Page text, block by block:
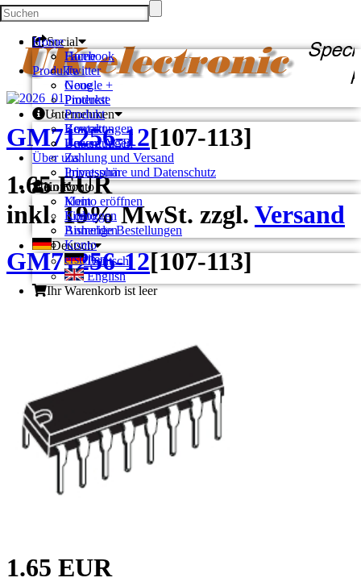
Social
Facebook
Twitter
Google +
Pinterest
Unternehmen
Kontakt
Unsere AGB
Zahlung und Versand
Privatsphäre und Datenschutz
Konto
Konto eröffnen
Einloggen
Bisherige Bestellungen
Deutsch
Deutsch
English
Ihr Warenkorb ist leer
Home
Home
Produkte
Neue
Produkte
Produkt
Bewertungen
Bewertungen
Über uns
Impressum
Mein Konto
Mein
Konto
Anmelden
Konto
erstellen
GM71256-12[107-113]
1.65 EUR
inkl. 19% MwSt. zzgl. Versand
GM71256-12[107-113]
1.65 EUR